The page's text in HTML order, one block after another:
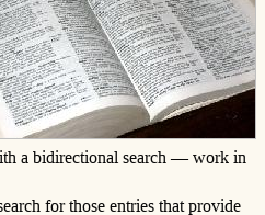
a bidirectional search — work in
for those entries that provide